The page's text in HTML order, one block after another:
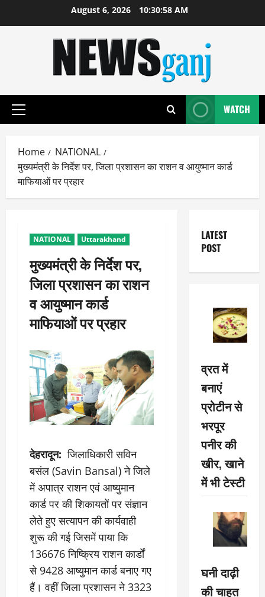
August 6, 2026 10:30:59 AM
Primary
WATCH
Home
NATIONAL
मुख्यमंत्री के निर्देश पर, जिला प्रशासन का राशन व आयुष्मान कार्ड
माफियाओं पर प्रहार
NATIONAL Uttarakhand
मुख्यमंत्री के निर्देश पर,
जिला प्रशासन का राशन
व आयुष्मान कार्ड
माफियाओं पर प्रहार
देहरादून: जिलाधिकारी सविन
बसंल (Savin Bansal) ने जिले
में अपात्र राशन एवं आष्युमान
कार्ड पर की शिकायतों पर संज्ञान
लेते हुए सत्यापन की कार्यवाही
शुरू की गई जिसमें पाया कि
136676 निष्क्रिय राशन कार्डों
से 9428 आष्युमान कार्ड बनाए गए
हैं। वहीं जिला प्रशासन ने 3323
LATEST
POST
व्रत में
बनाएं
प्रोटीन से
भरपूर
पनीर की
खीर, खाने
में भी टेस्टी
घनी दाढ़ी
की चाहत